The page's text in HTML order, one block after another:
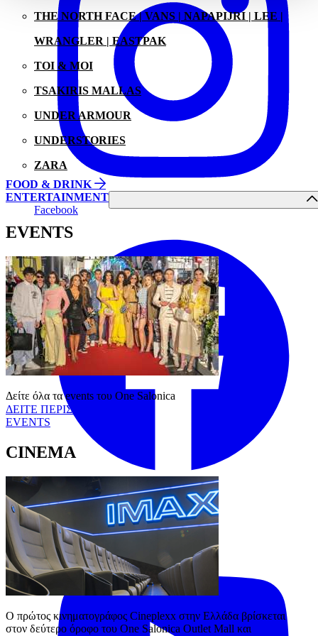
THE NORTH FACE | VANS | NAPAPIJRI | LEE |
WRANGLER | EASTPAK
TOI & MOI
TSAKIRIS MALLAS
UNDER ARMOUR
UNDERSTORIES
ZARA
FOOD & DRINK
ENTERTAINMENT
EVENTS
Δείτε όλα τα events του One Salonica
ΔΕΙΤΕ ΠΕΡΙΣΣΟΤΕΡΑ
EVENTS
CINEMA
Ο πρώτος κινηματογράφος Cineplexx στην Ελλάδα βρίσκεται
στον δεύτερο όροφο του One Salonica Outlet Mall και
Facebook
Tiktok YouTube